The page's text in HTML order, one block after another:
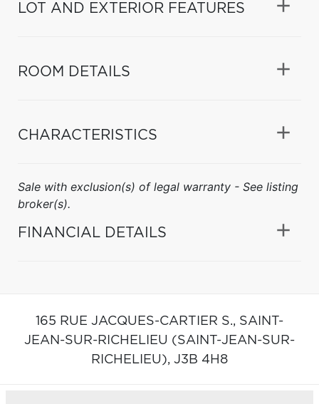
LOT AND EXTERIOR FEATURES
ROOM DETAILS
CHARACTERISTICS
Sale with exclusion(s) of legal warranty - See listing
broker(s).
FINANCIAL DETAILS
165 RUE JACQUES-CARTIER S., SAINT-
JEAN-SUR-RICHELIEU (SAINT-JEAN-SUR-
RICHELIEU), J3B 4H8